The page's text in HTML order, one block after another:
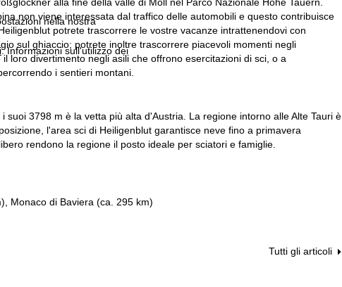
nella nostra
. Informazioni sull'utilizzo dei
non viene interessata dal traffico delle automobili e questo contribuisce
potrete trascorrere le vostre vacanze intrattenendovi con
sul ghiaccio; potrete inoltre trascorrere piacevoli momenti negli
loro divertimento negli asili che offrono esercitazioni di sci, o a
i sentieri montani.
3798 m è la vetta più alta d'Austria. La regione intorno alle Alte Tauri è
l'area sci di Heiligenblut garantisce neve fino a primavera
rendono la regione il posto ideale per sciatori e famiglie.
Monaco di Baviera (ca. 295 km)
Tutti gli articoli